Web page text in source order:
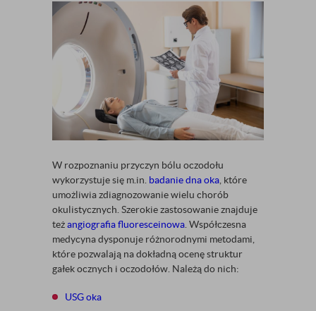
W rozpoznaniu przyczyn bólu oczodołu
wykorzystuje się m.in. badanie dna oka, które
umożliwia zdiagnozowanie wielu chorób
okulistycznych. Szerokie zastosowanie znajduje
teżangiografia fluoresceinowa. Współczesna
medycyna dysponuje różnorodnymi metodami,
które pozwalają na dokładną ocenę struktur
gałek ocznych i oczodołów. Należą do nich:
USG oka